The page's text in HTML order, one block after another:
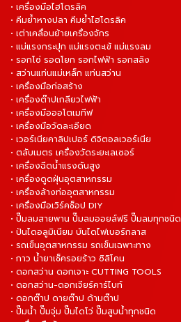
• เครื่องมือไฮโดรลิค
• คีมย้ำหางปลา คีมย้ำไฮโดรลิค
• เต่าเคลื่อนย้ายเครื่องจักร
• แม่แรงกระปุก แม่แรงตะเข้ แม่แรงลม
• รอกโซ่ รอดโยก รอกไฟฟ้า รอกสลิง
• สว่านแท่นแม่เหล็ก แท่นสว่าน
• เครื่องมือก่อสร้าง
• เครื่องต๊าปเกลียวไฟฟ้า
• เครื่องมือออโตเมทีฟ
• เครื่องมือวัดละเอียด
• เวอร์เนียคาลิปเปอร์ ดิจิตอลเวอร์เนีย
• ตลับเมตร เครื่องวัดระยะเลเซอร์
• เครื่องฉีดน้ำแรงดันสูง
• เครื่องดูดฝุ่นอุตสาหกรรม
• เครื่องล้างท่ออุตสาหกรรม
• เครื่องมือเวิร์คช็อป DIY
• ปั๊มลมสายพาน ปั๊มลมออยล์ฟรี ปั๊มลมทุกชนิด
• ปันไดอลูมิเนียม บันไดไฟเบอร์กลาส
• รถเข็นอุตสาหกรรม รถเข็นเฉพาะทาง
• กาว น้ำยาเช็ครอยร้าว ซิลิโคน
• ดอกสว่าน ดอกเจาะ CUTTING TOOLS
• ดอกสว่าน-ดอกเจียร์คาร์ไบท์
• ดอกต๊าป ดายต๊าป ด้ามต๊าป
• ปั๊มน้ำ ปั๊มจุ่ม ปั๊มไดโว่ ปั๊มสูบน้ำทุกชนิด